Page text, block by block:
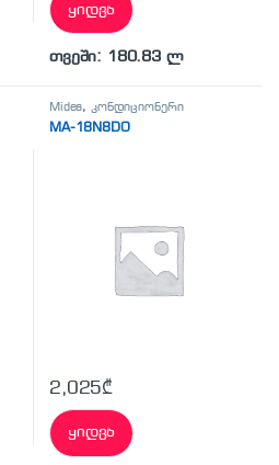
ყიდვა
თვეში: 180.83 ლ
Midea,კონდიციონერი
MA-18N8DO
2,025₾
ყიდვა